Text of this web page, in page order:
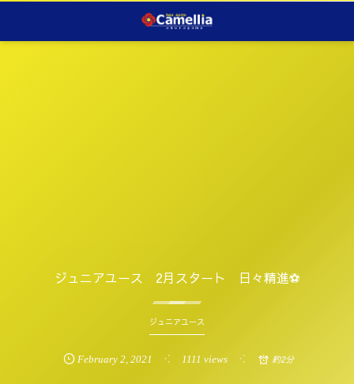
ジュニアユース 2月スタート 日々精進⚽️
ジュニアユース
February 2 ,2021 1111 views 約2分